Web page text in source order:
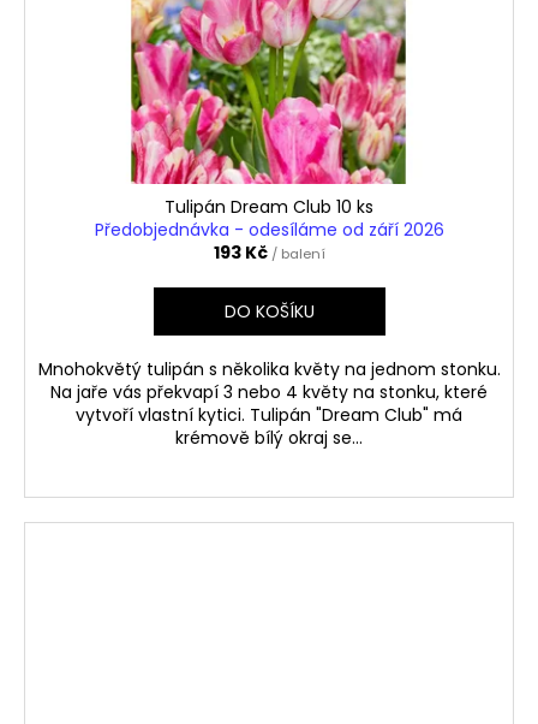
Tulipán Dream Club 10 ks
Předobjednávka - odesíláme od září 2026
193 Kč / balení
DO KOŠÍKU
Mnohokvětý tulipán s několika květy na jednom stonku.
Na jaře vás překvapí 3 nebo 4 květy na stonku, které
vytvoří vlastní kytici. Tulipán "Dream Club" má
krémově bílý okraj se...